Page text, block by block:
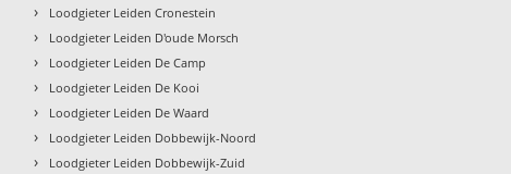
› Loodgieter Leiden Cronestein
› Loodgieter Leiden D'oude Morsch
› Loodgieter Leiden De Camp
› Loodgieter Leiden De Kooi
› Loodgieter Leiden De Waard
› Loodgieter Leiden Dobbewijk-Noord
› Loodgieter Leiden Dobbewijk-Zuid